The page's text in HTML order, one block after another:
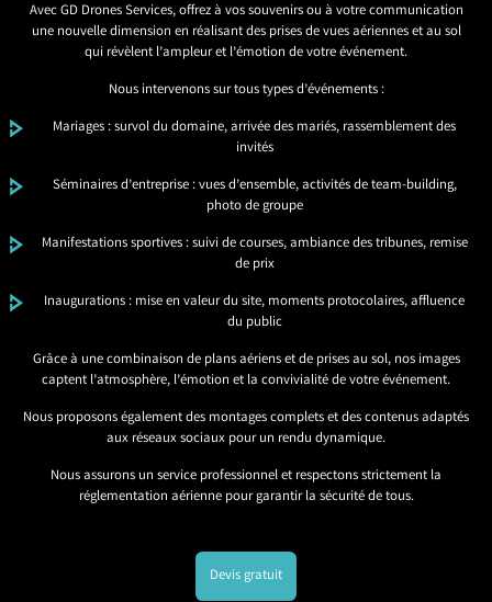
Avec GD Drones Services, offrez à vos souvenirs ou à votre communication
une nouvelle dimension en réalisant des prises de vues aériennes et au sol
qui révèlent l’ampleur et l’émotion de votre événement.
Nous intervenons sur tous types d’événements :
Mariages : survol du domaine, arrivée des mariés, rassemblement des
invités
Séminaires d’entreprise : vues d’ensemble, activités de team-building,
photo de groupe
Manifestations sportives : suivi de courses, ambiance des tribunes, remise
de prix
Inaugurations : mise en valeur du site, moments protocolaires, affluence
du public
Grâce à une combinaison de plans aériens et de prises au sol, nos images
captent l’atmosphère, l’émotion et la convivialité de votre événement.
Nous proposons également des montages complets et des contenus adaptés
aux réseaux sociaux pour un rendu dynamique.
Nous assurons un service professionnel et respectons strictement la
réglementation aérienne pour garantir la sécurité de tous.
Devis gratuit